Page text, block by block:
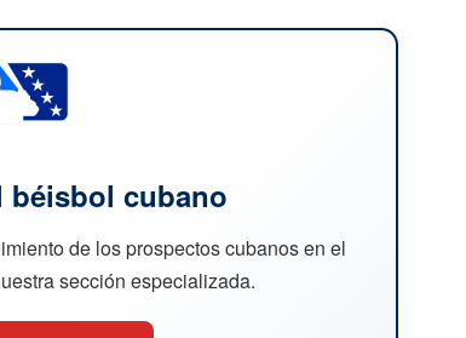
béisbol cubano
de los prospectos cubanos en el
sección especializada.